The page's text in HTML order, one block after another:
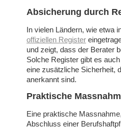
Absicherung durch
In vielen Ländern, wie etwa
offiziellen Register
und zeigt, dass der Berater
Solche Register gibt es
eine zusätzliche Sicherheit,
anerkannt sind.
Praktische
Eine praktische
Abschluss einer